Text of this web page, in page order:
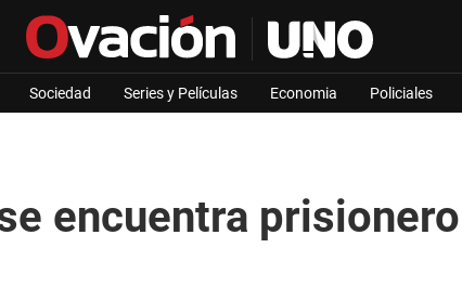
Sociedad Series y Películas Economia Policiales
encuentra